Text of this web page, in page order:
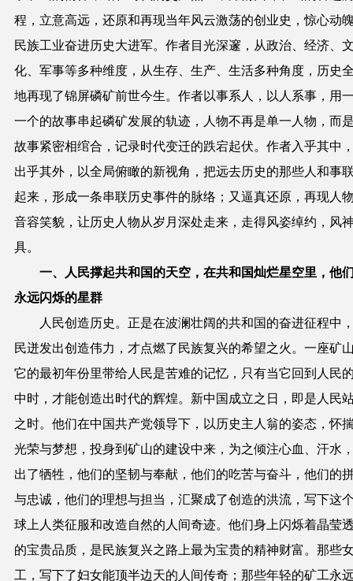
程，立意高远，还原和再现当年风云激荡的创业史，惊心动
民族工业奋进历史大进军。 作者目光深邃，从政治、经济、
化、军事等多种维度，从生存、生产、生活多种角度，历史
地再现了锦屏磷矿前世今生。作者以事系人，以人系事，用
一个的故事串起磷矿发展的轨迹，人物不再是单一人物，而
故事紧密相绾合，记录时代变迁的跌宕起伏。作者入乎其中
出乎其外，以全局俯瞰的新视角，把远去历史的那些人和事
起来，形成一条串联历史事件的脉络；又逼真还原，再现人
音容笑貌，让历史人物从岁月深处走来，走得风姿绰约，风
具。
一、
人民撑起共和国的天空，在共和国灿烂星空里，他
永远闪烁的星群
人民创造历史。正是在波澜壮阔的共和国的奋进征程中
民迸发出创造伟力，才点燃了民族复兴的希望之火。一座矿
它的最初年份里带给人民是苦难的记忆，只有当它回到人民
中时，才能创造出时代的辉煌。新中国成立之日，即是人民
之时。他们在中国共产党领导下，以历史主人翁的姿态，怀
光荣与梦想，投身到矿山的建设中来，为之倾注心血、汗水
出了牺牲，他们的坚韧与奉献，他们的吃苦与奋斗，他们的
与忠诚，他们的理想与担当，汇聚成了创造的洪流，写下这
球上人类征服和改造自然的人间奇迹。他们身上闪烁着晶莹
的宝贵品质 ，是民族复兴之路上最为宝贵的精神财富。那些
工，写下了妇女能顶半边天的人间传奇；那些年轻的矿工永